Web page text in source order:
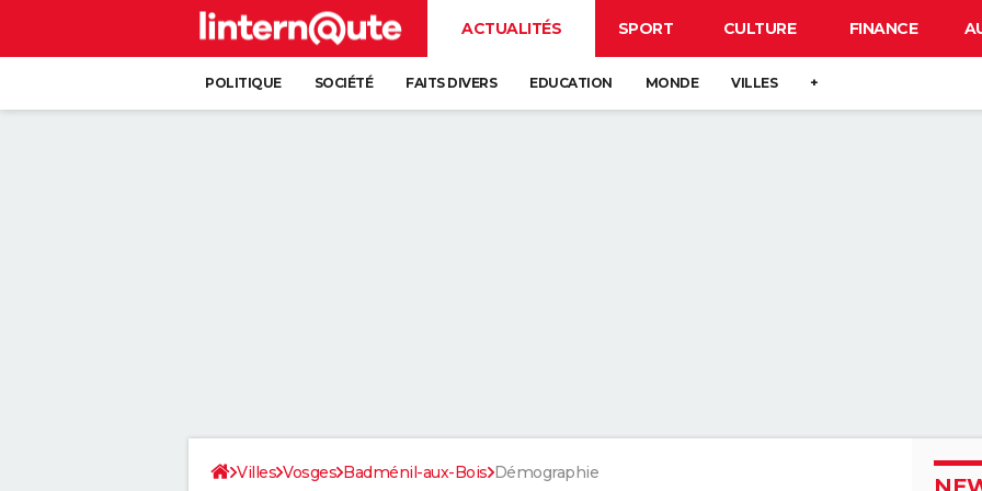
ACTUALITÉS SPORT CULTURE FINANCE
POLITIQUE SOCIÉTÉ FAITS DIVERS EDUCATION MONDE VILLES +
Villes Vosges Badménil-aux-Bois Démographie